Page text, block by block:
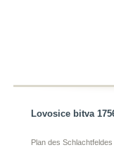
Lovosice bitva
Plan des